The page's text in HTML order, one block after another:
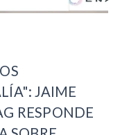
JAIME
RESPONDE